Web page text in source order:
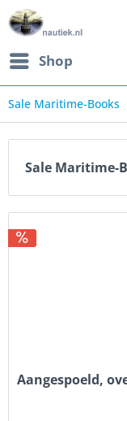
Shop
Sale Maritime-Books
Sale Maritime-
Aangespoeld,